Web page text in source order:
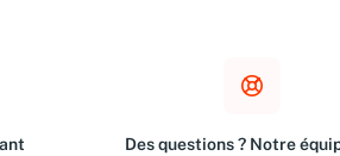
Des questions ? Notre